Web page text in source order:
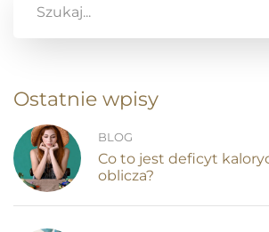
Ostatnie wpisy
BLOG
Co to jest deficyt
oblicza?